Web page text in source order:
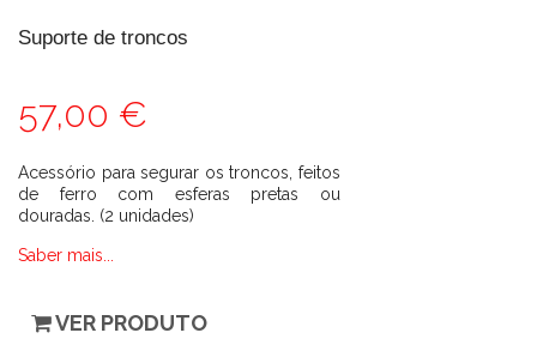
Suporte de troncos
57,00 €
Acessório para segurar os troncos, feitos
de ferro com esferas pretas ou
douradas. (2 unidades)
Saber mais...
VER PRODUTO